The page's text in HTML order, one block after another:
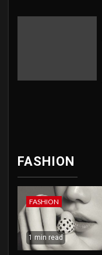
FASHION
FASHION
1 min read